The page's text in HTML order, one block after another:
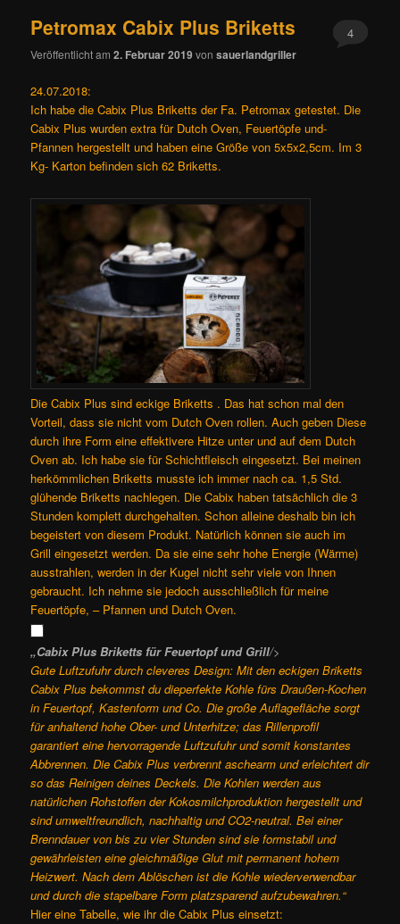
Petromax Cabix Plus Briketts
Veröffentlicht am2. Februar 2019vonsauerlandgriller
4
24.07.2018:
Ich habe die Cabix Plus Briketts der Fa. Petromax getestet. Die
Cabix Plus wurden extra für Dutch Oven, Feuertöpfe und-
Pfannen hergestellt und haben eine Größe von 5x5x2,5cm. Im 3
Kg- Karton befinden sich 62 Briketts.
Die Cabix Plus sind eckige Briketts . Das hat schon mal den
Vorteil, dass sie nicht vom Dutch Oven rollen. Auch geben Diese
durch ihre Form eine effektivere Hitze unter und auf dem Dutch
Oven ab. Ich habe sie für Schichtfleisch eingesetzt. Bei meinen
herkömmlichen Briketts musste ich immer nach ca. 1,5 Std.
glühende Briketts nachlegen. Die Cabix haben tatsächlich die 3
Stunden komplett durchgehalten. Schon alleine deshalb bin ich
begeistert von diesem Produkt. Natürlich können sie auch im
Grill eingesetzt werden. Da sie eine sehr hohe Energie (Wärme)
ausstrahlen, werden in der Kugel nicht sehr viele von Ihnen
gebraucht. Ich nehme sie jedoch ausschließlich für meine
Feuertöpfe, – Pfannen und Dutch Oven.
„Cabix Plus Briketts für Feuertopf und Grill/>
Gute Luftzufuhr durch cleveres Design: Mit den eckigen Briketts
Cabix Plus bekommst du dieperfekte Kohle fürs Draußen-Kochen
in Feuertopf, Kastenform und Co. Die große Auflagefläche sorgt
für anhaltend hohe Ober- und Unterhitze; das Rillenprofil
garantiert eine hervorragende Luftzufuhr und somit konstantes
Abbrennen. Die Cabix Plus verbrennt aschearm und erleichtert dir
so das Reinigen deines Deckels. Die Kohlen werden aus
natürlichen Rohstoffen der Kokosmilchproduktion hergestellt und
sind umweltfreundlich, nachhaltig und CO2-neutral. Bei einer
Brenndauer von bis zu vier Stunden sind sie formstabil und
gewährleisten eine gleichmäßige Glut mit permanent hohem
Heizwert. Nach dem Ablöschen ist die Kohle wiederverwendbar
und durch die stapelbare Form platzsparend aufzubewahren.“
Hier eine Tabelle, wie ihr die Cabix Plus einsetzt: